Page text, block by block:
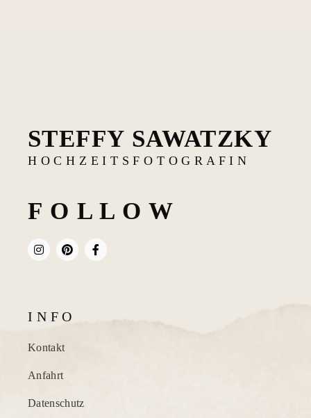
STEFFY SAWATZKY
H O C H Z E I T S F O T O G R A F I N
F O L L O W
I N F O
Kontakt
Anfahrt
Datenschutz